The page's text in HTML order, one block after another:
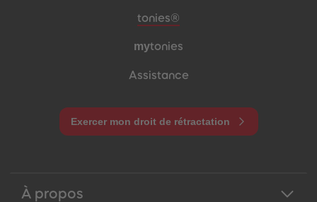
Pied de page de méta-navigation
tonies®
mytonies
Assistance
Exercer mon droit de rétractation
À propos